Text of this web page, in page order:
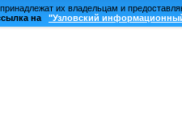
их владельцам и
на
"Узловский